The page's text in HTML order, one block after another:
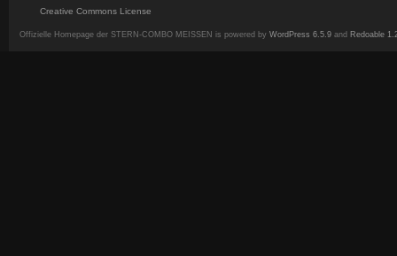
Creative Commons License
Offizielle Homepage der STERN-COMBO MEISSEN is powered by WordPress 6.5.9 and Redoable